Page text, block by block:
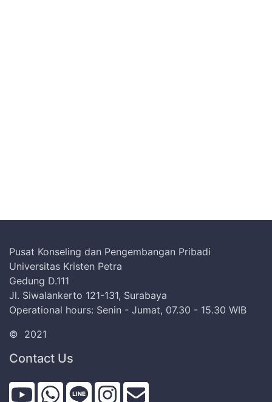
Pusat Konseling dan Pengembangan Pribadi
Universitas Kristen Petra
Gedung D.111
Jl. Siwalankerto 121-131, Surabaya
Operational hours: Senin - Jumat, 07.30 - 15.30 WIB
© 2021
Contact Us